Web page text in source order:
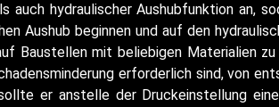
hydraulischer Aushubfunktion an,
Aushub beginnen und auf den
Baustellen mit beliebigen Materialien zu
erforderlich sind, von
er anstelle der Druckeinstellung